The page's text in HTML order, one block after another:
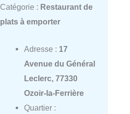
Catégorie : Restaurant de
plats à emporter
Adresse : 17
Avenue du Général
Leclerc, 77330
Ozoir-la-Ferrière
Quartier :